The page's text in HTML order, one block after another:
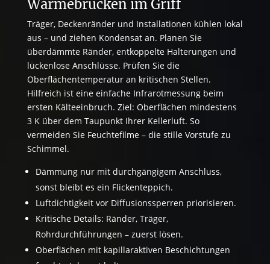
Wärmebrücken im Griff
Träger, Deckenränder und Installationen kühlen lokal
aus – und ziehen Kondensat an. Planen Sie
überdämmte Ränder, entkoppelte Halterungen und
lückenlose Anschlüsse. Prüfen Sie die
Oberflächentemperatur an kritischen Stellen.
Hilfreich ist eine einfache Infrarotmessung beim
ersten Kälteeinbruch. Ziel: Oberflächen mindestens
3 K über dem Taupunkt Ihrer Kellerluft. So
vermeiden Sie Feuchtefilme – die stille Vorstufe zu
Schimmel.
Dämmung nur mit durchgängigem Anschluss,
sonst bleibt es ein Flickenteppich.
Luftdichtigkeit vor Diffusionssperren priorisieren.
Kritische Details: Ränder, Träger,
Rohrdurchführungen – zuerst lösen.
Oberflächen mit kapillaraktiven Beschichtungen